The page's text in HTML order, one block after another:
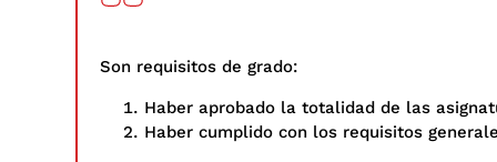
Son requisitos de grado:
Haber aprobado la totalidad de las
Haber cumplido con los requisitos